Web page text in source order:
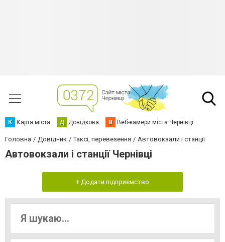
К Карта міста Д Довідкова В Веб-камери міста Чернівці
Головна Довідник Таксі, перевезення Автовокзали і станції
Автовокзали і станції Чернівці
+ Додати підприємство